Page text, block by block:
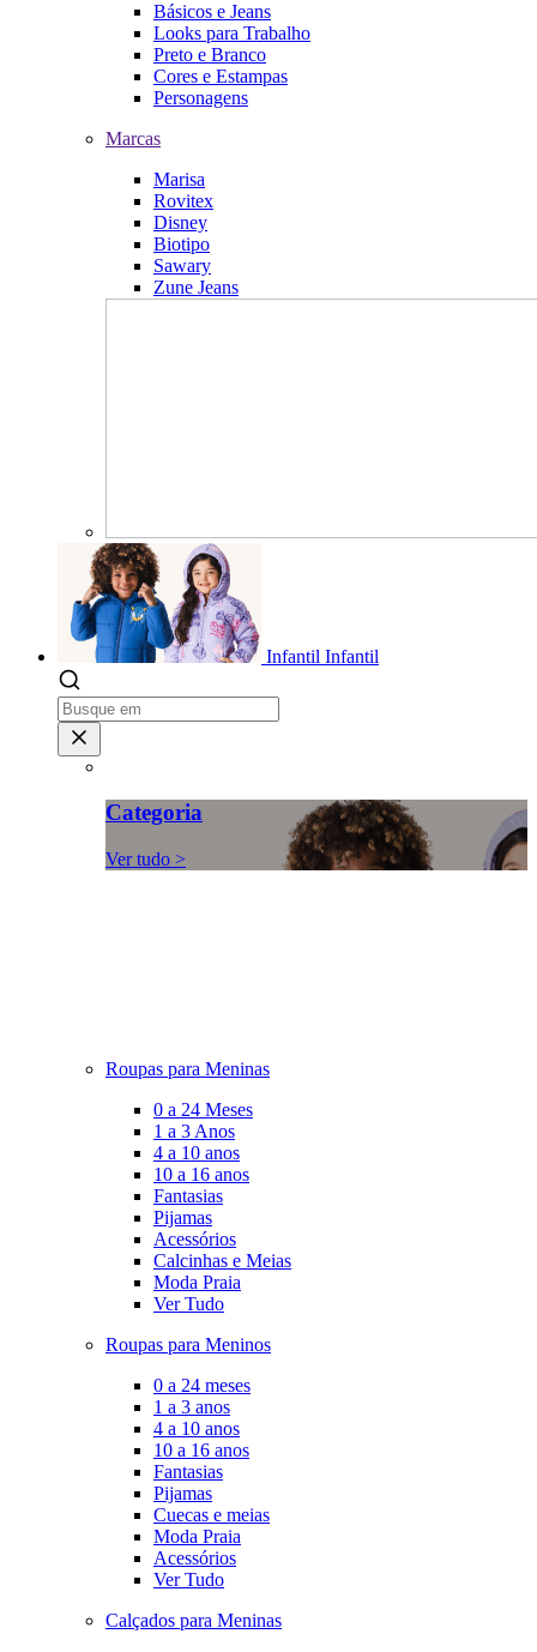
Básicos e Jeans
Looks para Trabalho
Preto e Branco
Cores e Estampas
Personagens
Marcas
Marisa
Rovitex
Disney
Biotipo
Sawary
Zune Jeans
Infantil Infantil
Categoria
Ver tudo >
Roupas para Meninas
0 a 24 Meses
1 a 3 Anos
4 a 10 anos
10 a 16 anos
Fantasias
Pijamas
Acessórios
Calcinhas e Meias
Moda Praia
Ver Tudo
Roupas para Meninos
0 a 24 meses
1 a 3 anos
4 a 10 anos
10 a 16 anos
Fantasias
Pijamas
Cuecas e meias
Moda Praia
Acessórios
Ver Tudo
Calçados para Meninas